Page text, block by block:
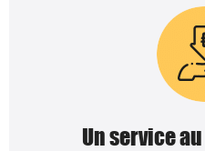
Un service